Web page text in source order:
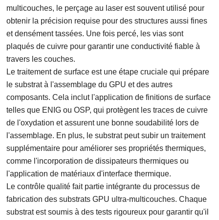
multicouches, le perçage au laser est souvent utilisé pour
obtenir la précision requise pour des structures aussi fines
et densément tassées. Une fois percé, les vias sont
plaqués de cuivre pour garantir une conductivité fiable à
travers les couches.
Le traitement de surface est une étape cruciale qui prépare
le substrat à l'assemblage du GPU et des autres
composants. Cela inclut l'application de finitions de surface
telles que ENIG ou OSP, qui protègent les traces de cuivre
de l'oxydation et assurent une bonne soudabilité lors de
l'assemblage. En plus, le substrat peut subir un traitement
supplémentaire pour améliorer ses propriétés thermiques,
comme l'incorporation de dissipateurs thermiques ou
l'application de matériaux d'interface thermique.
Le contrôle qualité fait partie intégrante du processus de
fabrication des substrats GPU ultra-multicouches. Chaque
substrat est soumis à des tests rigoureux pour garantir qu'il